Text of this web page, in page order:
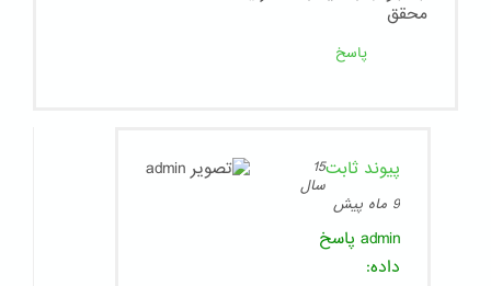
محقق
پاسخ
پیوند ثابت15
سال
9 ماه پیش
admin پاسخ
داده: